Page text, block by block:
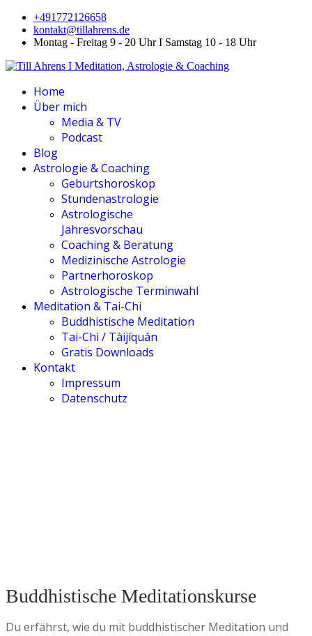
+491772126658
kontakt@tillahrens.de
Montag - Freitag 9 - 20 Uhr I Samstag 10 - 18 Uhr
Home
Über mich
Media & TV
Podcast
Blog
Astrologie & Coaching
Geburtshoroskop
Stundenastrologie
Astrologische
Jahresvorschau
Coaching & Beratung
Medizinische Astrologie
Partnerhoroskop
Astrologische Terminwahl
Meditation & Tai-Chi
Buddhistische Meditation
Tai-Chi / Tàijíquán
Gratis Downloads
Kontakt
Impressum
Datenschutz
Buddhistische Meditationskurse
Du erfährst, wie du mit buddhistischer Meditation und